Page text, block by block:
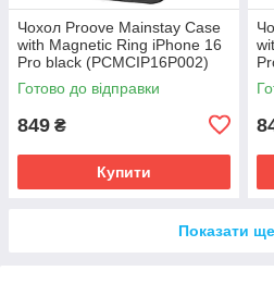
Чохол Proove Mainstay Case
with Magnetic Ring iPhone 16
Pro black (PCMCIP16P002)
Готово до відправки
849 ₴
Купити
Показати ще